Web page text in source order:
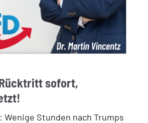
sofort,
Wenige Stunden nach Trumps